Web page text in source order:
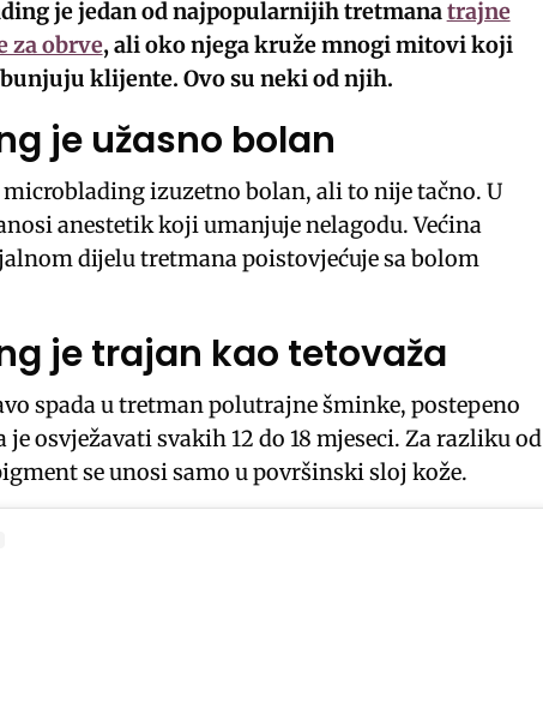
je jedan od najpopularnijih tretmanatrajne
za obrve, ali oko njega kruže mnogi mitovi koji
klijente. Ovo su neki od njih.
je užasno bolan
izuzetno bolan, ali to nije tačno. U
anestetik koji umanjuje nelagodu. Većina
dijelu tretmana poistovjećuje sa bolom
je trajan kao tetovaža
spada u tretman polutrajne šminke, postepeno
osvježavati svakih 12 do 18 mjeseci. Za razliku od
se unosi samo u površinski sloj kože.